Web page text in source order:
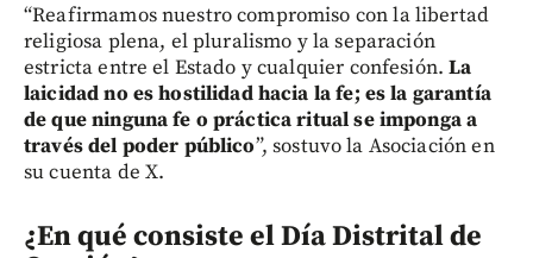
“Reafirmamos nuestro compromiso con la libertad
religiosa plena, el pluralismo y la separación
estricta entre el Estado y cualquier confesión.La
laicidad no es hostilidad hacia la fe; es la garantía
de que ninguna fe o práctica ritual se imponga a
través del poder público”, sostuvo la Asociación en
su cuenta de X.
¿En qué consiste el Día Distrital de